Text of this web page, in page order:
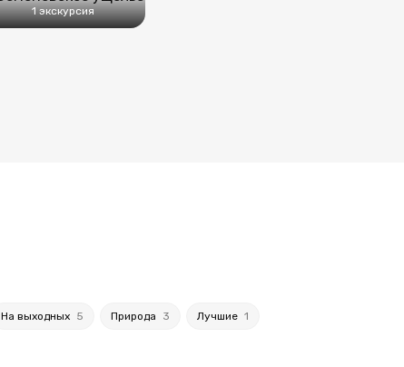
1 экскурсия
На выходных 5 Природа 3 Лучшие 1